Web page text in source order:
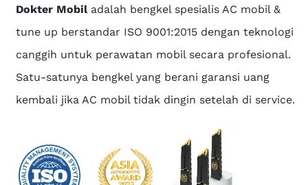
Dokter Mobiladalah bengkel spesialis AC mobil &
tune up berstandar ISO 9001:2015 dengan teknologi
canggih untuk perawatan mobil secara profesional.
Satu-satunya bengkel yang berani garansi uang
kembali jika AC mobil tidak dingin setelah di service.